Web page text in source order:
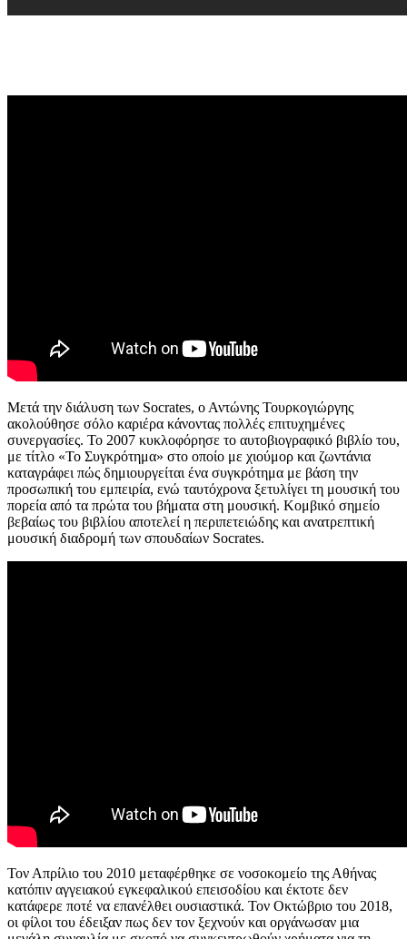
Μετά την διάλυση των Socrates, ο Αντώνης Τουρκογιώργης
ακολούθησε σόλο καριέρα κάνοντας πολλές επιτυχημένες
συνεργασίες. Το 2007 κυκλοφόρησε το αυτοβιογραφικό βιβλίο του,
με τίτλο «Το Συγκρότημα» στο οποίο με χιούμορ και ζωντάνια
καταγράφει πώς δημιουργείται ένα συγκρότημα με βάση την
προσωπική του εμπειρία, ενώ ταυτόχρονα ξετυλίγει τη μουσική του
πορεία από τα πρώτα του βήματα στη μουσική. Κομβικό σημείο
βεβαίως του βιβλίου αποτελεί η περιπετειώδης και ανατρεπτική
μουσική διαδρομή των σπουδαίων Socrates.
Τον Απρίλιο του 2010 μεταφέρθηκε σε νοσοκομείο της Αθήνας
κατόπιν αγγειακού εγκεφαλικού επεισοδίου και έκτοτε δεν
κατάφερε ποτέ να επανέλθει ουσιαστικά. Τον Οκτώβριο του 2018,
οι φίλοι του έδειξαν πως δεν τον ξεχνούν και οργάνωσαν μια